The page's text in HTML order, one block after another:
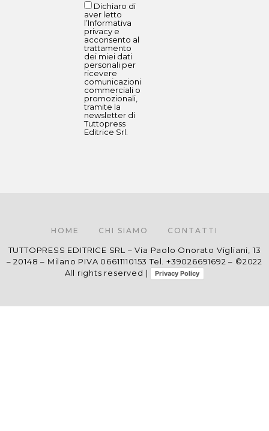
Dichiaro di
aver letto
l’Informativa
privacy e
acconsento al
trattamento
dei miei dati
personali per
ricevere
comunicazioni
commerciali o
promozionali,
tramite la
newsletter di
Tuttopress
Editrice Srl.
HOME CHI SIAMO CONTATTI
TUTTOPRESS EDITRICE SRL – Via Paolo Onorato Vigliani, 13
– 20148 – Milano PIVA 06611110153 Tel. +39026691692 – ©2022
All rights reserved |
Privacy Policy